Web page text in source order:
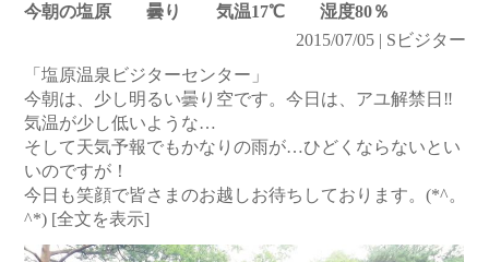
今朝の塩原 曇り 気温17℃ 湿度80％
2015/07/05 | Sビジター
「塩原温泉ビジターセンター」
今朝は、少し明るい曇り空です。今日は、アユ解禁日‼
気温が少し低いような…
そして天気予報でもかなりの雨が…ひどくならないとい
いのですが！
今日も笑顔で皆さまのお越しお待ちしております。(*^。
^*) [全文を表示]